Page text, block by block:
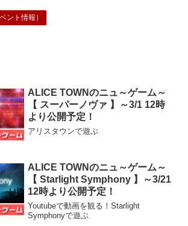
ント情報）
ALICE TOWNのニュ～ゲーム～
【 スーパーノヴァ 】～3/1 12時
より公開予定！
アリスタウンで遊ぶ
ALICE TOWNのニュ～ゲーム～
【 Starlight Symphony 】～3/21
12時より公開予定！
Youtubeで動画を観る！Starlight
Symphonyで遊ぶ